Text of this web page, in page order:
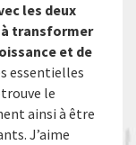
les deux
transformer
et de
essentielles
le
ainsi à être
J’aime